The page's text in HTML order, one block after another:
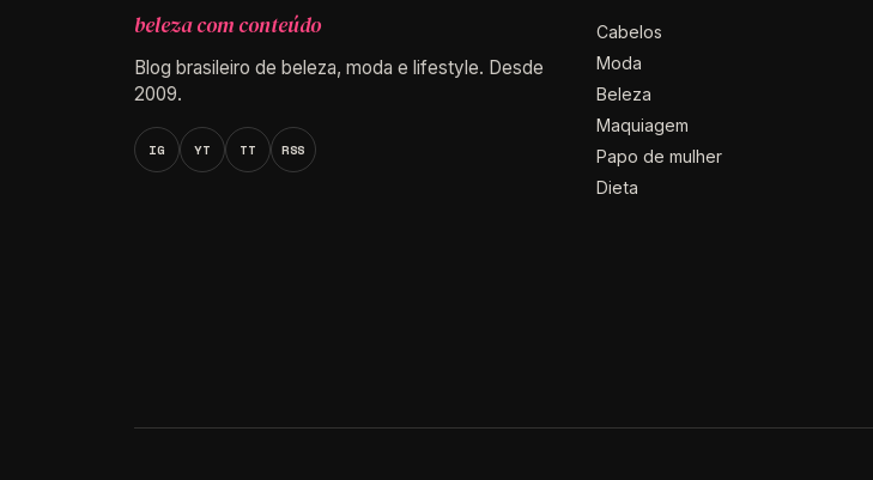
beleza com conteúdo
Blog brasileiro de beleza, moda e lifestyle. Desde
2009.
IG YT TT RSS
Cabelos
Moda
Beleza
Maquiagem
Papo de mulher
Dieta